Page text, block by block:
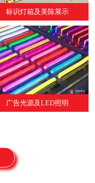
标识灯箱及美陈展示
广告光源及LED照明